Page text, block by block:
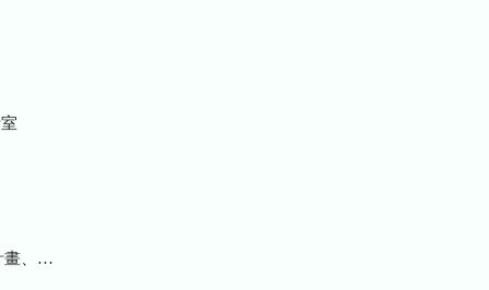
研究報告